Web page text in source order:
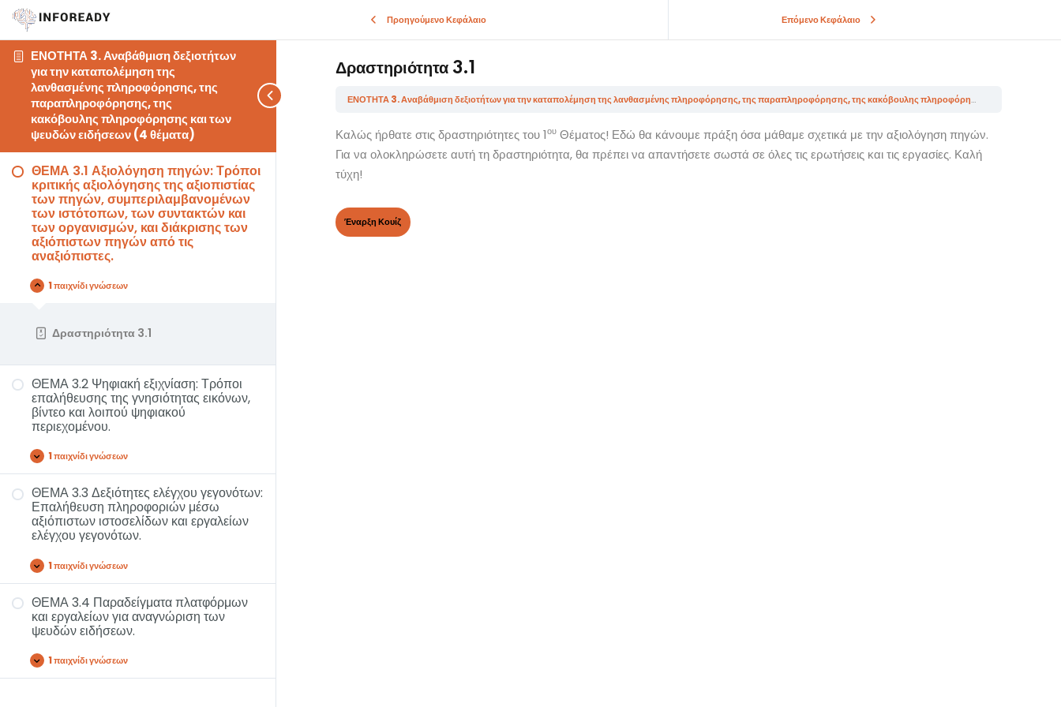
ΕΝΟΤΗΤΑ 3. Αναβάθμιση δεξιοτήτων
για την καταπολέμηση της
λανθασμένης πληροφόρησης, της
παραπληροφόρησης, της
κακόβουλης πληροφόρησης και των
ψευδών ειδήσεων (4 θέματα)
ΘΕΜΑ 3.1 Αξιολόγηση πηγών: Τρόποι
κριτικής αξιολόγησης της αξιοπιστίας
των πηγών, συμπεριλαμβανομένων
των ιστότοπων, των συντακτών και
των οργανισμών, και διάκρισης των
αξιόπιστων πηγών από τις
αναξιόπιστες.
1 παιχνίδι γνώσεων
Δραστηριότητα 3.1
ΘΕΜΑ 3.2 Ψηφιακή εξιχνίαση: Τρόποι
επαλήθευσης της γνησιότητας εικόνων,
βίντεο και λοιπού ψηφιακού
περιεχομένου.
1 παιχνίδι γνώσεων
ΘΕΜΑ 3.3 Δεξιότητες ελέγχου γεγονότων:
Επαλήθευση πληροφοριών μέσω
αξιόπιστων ιστοσελίδων και εργαλείων
ελέγχου γεγονότων.
1 παιχνίδι γνώσεων
ΘΕΜΑ 3.4 Παραδείγματα πλατφόρμων
και εργαλείων για αναγνώριση των
ψευδών ειδήσεων.
1 παιχνίδι γνώσεων
Προηγούμενο Κεφάλαιο Επόμενο Κεφάλαιο
Δραστηριότητα 3.1
ΕΝΟΤΗΤΑ 3. Αναβάθμιση δεξιοτήτων για την καταπολέμηση της λανθασμένης πληροφόρησης, της παραπληροφόρησης, της κακόβουλης πληροφόρησης και των ψευδών ειδήσεων (4 θέματα)
Καλώς ήρθατε στις δραστηριότητες του 1ου Θέματος! Εδώ θα κάνουμε πράξη όσα μάθαμε σχετικά με την αξιολόγηση πηγών.
Για να ολοκληρώσετε αυτή τη δραστηριότητα, θα πρέπει να απαντήσετε σωστά σε όλες τις ερωτήσεις και τις εργασίες. Καλή
τύχη!
Sign in Sign up